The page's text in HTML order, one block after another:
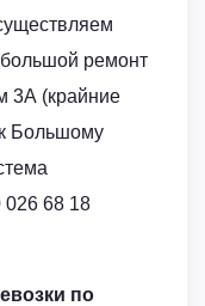
ремонт
3А (крайние
Большому
026 68 18
по